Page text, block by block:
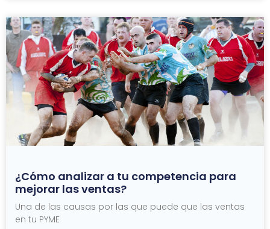
¿Cómo analizar a tu competencia para
mejorar las ventas?
Una de las causas por las que puede que las ventas
en tu PYME